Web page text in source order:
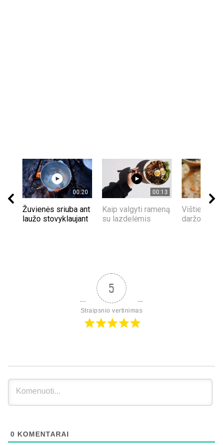
00:20
Žuvienės sriuba ant
laužo stovyklaujant
00:13
Kaip valgyti rameną
su lazdelėmis
Vištienos
daržovėmis
5
Straipsnio vertinimas
0 KOMENTARAI